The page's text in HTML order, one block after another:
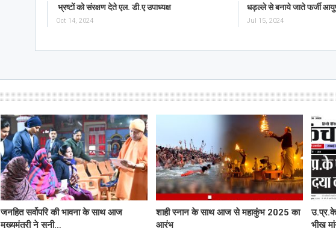
भ्रष्टों को संरक्षण देते एल. डी.ए उपाध्यक्ष
Oct 14, 2024
धड़ल्ले से बनाये जाते फर्जी
Jul 15, 2024
जनहित सर्वोपरि की भावना के साथ आज
मुख्यमंत्री ने सुनी…
शाही स्नान के साथ आज से महाकुंभ 2025 का
आरंभ
उ.प्र.के
भीख